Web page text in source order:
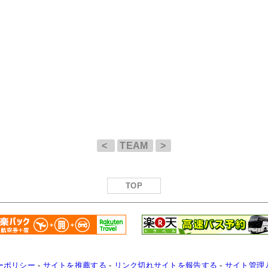
< TEAM >
TOP
ポリシー - サイトを推薦する - リンク切れサイトを報告する - サイト管理